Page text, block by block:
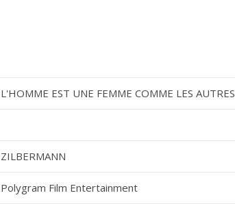
L'HOMME EST UNE FEMME COMME LES AUTRES
ZILBERMANN
Polygram Film Entertainment